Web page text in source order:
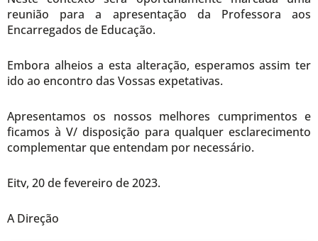
reunião para a apresentação da Professora aos
Encarregados de Educação.
Embora alheios a esta alteração, esperamos assim ter
ido ao encontro das Vossas expetativas.
Apresentamos os nossos melhores cumprimentos e
ficamos à V/ disposição para qualquer esclarecimento
complementar que entendam por necessário.
Eitv, 20 de fevereiro de 2023.
A Direção